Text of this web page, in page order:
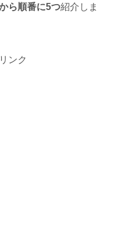
ら順番に5つ紹介しま
ンク